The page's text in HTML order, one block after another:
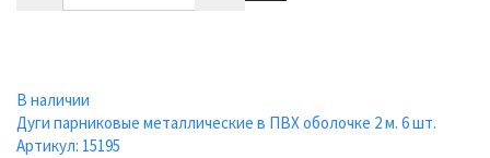
В наличии
Дуги парниковые металлические в ПВХ оболочке 2 м. 6 шт.
Артикул: 15195